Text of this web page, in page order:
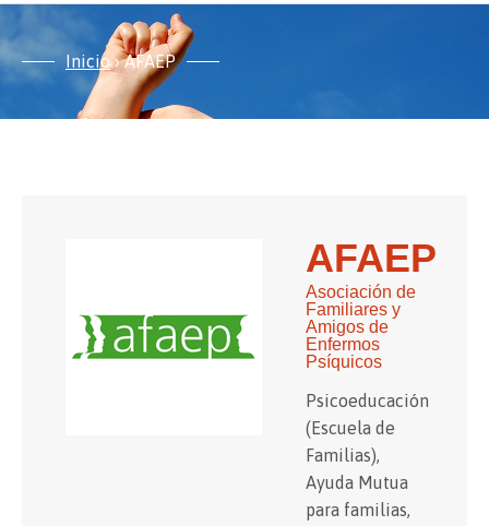
Inicio› AFAEP
AFAEP
Asociación de
Familiares y
Amigos de
Enfermos
Psíquicos
Psicoeducación
(Escuela de
Familias),
Ayuda Mutua
para familias,